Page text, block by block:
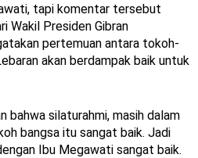
tapi komentar tersebut
Wakil Presiden Gibran
pertemuan antara tokoh-
akan berdampak baik untuk
bahwa silaturahmi, masih dalam
bangsa itu sangat baik. Jadi
Ibu Megawati sangat baik.